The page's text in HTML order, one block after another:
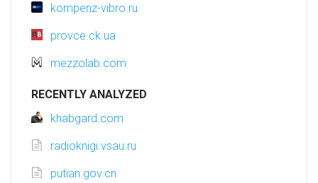
kompenz-vibro.ru
provce.ck.ua
mezzolab.com
RECENTLY ANALYZED
khabgard.com
radioknigi.vsau.ru
putian.gov.cn